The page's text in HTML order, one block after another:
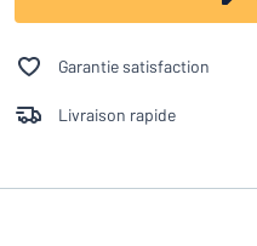
Garantie satisfaction
Livraison rapide